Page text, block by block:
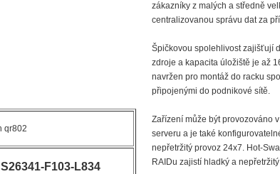
S26341-F103-L834
zákazníky z malých a středně
centralizovanou správu dat za
Špičkovou spolehlivost zajišťují
zdroje a kapacita úložiště je až
navržen pro montáž do racku
připojenými do podnikové sítě.
Zařízení může být provozováno
serveru a je také
nepřetržitý provoz 24x7. Hot-
RAIDu zajistí hladký a